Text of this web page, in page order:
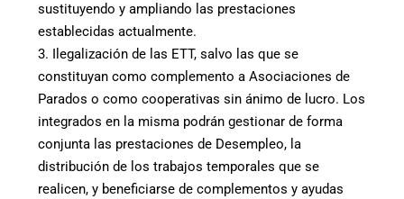
sustituyendo y ampliando las prestaciones
establecidas actualmente.
3. Ilegalización de las ETT, salvo las que se
constituyan como complemento a Asociaciones de
Parados o como cooperativas sin ánimo de lucro. Los
integrados en la misma podrán gestionar de forma
conjunta las prestaciones de Desempleo, la
distribución de los trabajos temporales que se
realicen, y beneficiarse de complementos y ayudas